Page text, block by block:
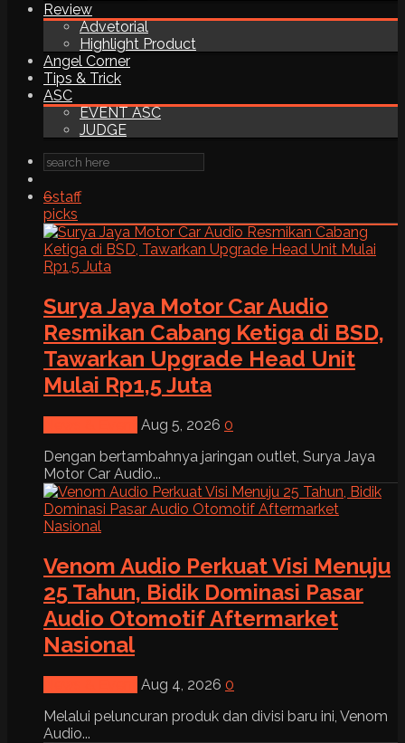
Review
Advetorial
Highlight Product
Angel Corner
Tips & Trick
ASC
EVENT ASC
JUDGE
6staff
picks
Surya Jaya Motor Car Audio
Resmikan Cabang Ketiga di BSD,
Tawarkan Upgrade Head Unit
Mulai Rp1,5 Juta
Aug 5, 2026 0
Dengan bertambahnya jaringan outlet, Surya Jaya
Motor Car Audio...
Venom Audio Perkuat Visi Menuju
25 Tahun, Bidik Dominasi Pasar
Audio Otomotif Aftermarket
Nasional
Aug 4, 2026 0
Melalui peluncuran produk dan divisi baru ini, Venom
Audio...